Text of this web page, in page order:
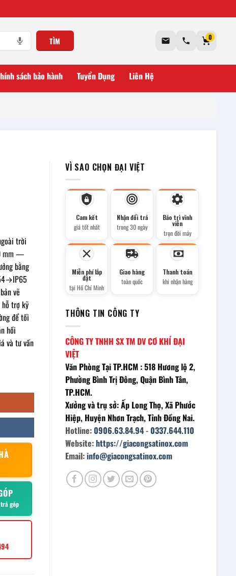
TÌM 0
sách bảo hành Tuyển Dụng Liên Hệ
trời
mm —
bằng
vẽ
hỗ trợ kỹ
để tối
hồi
và tư vấn
góp
VÌ SAO CHỌN ĐẠI VIỆT
Cam kết
giá tốt nhất
Nhận đổi trả
trong 30 ngày
Bảo trì vĩnh
viễn
trọn đời máy
Miễn phí lắp
đặt
tại Hồ Chí Minh
Giao hàng
toàn quốc
Thanh toán
khi nhận hàng
THÔNG TIN CÔNG TY
CÔNG TY TNHH SX TM DV CƠ KHÍ ĐẠI
VIỆT
Văn Phòng Tại TP.HCM : 518 Hương lộ 2,
Phường Bình Trị Đông, Quận Bình Tân,
TP.HCM.
Xưởng và trụ sở: Ấp Long Thọ, Xã Phước
Hiệp, Huyện Nhơn Trạch, Tỉnh Đồng Nai.
Hotline:0906.63.84.94-0337.644.110
Website:https://giacongsatinox.com
Email:info@giacongsatinox.com